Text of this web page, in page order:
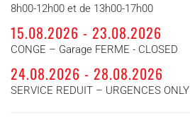
8h00-12h00 et de 13h00-17h00
15.08.2026 - 23.08.2026
CONGE – Garage FERME - CLOSED
24.08.2026 - 28.08.2026
SERVICE REDUIT – URGENCES ONLY